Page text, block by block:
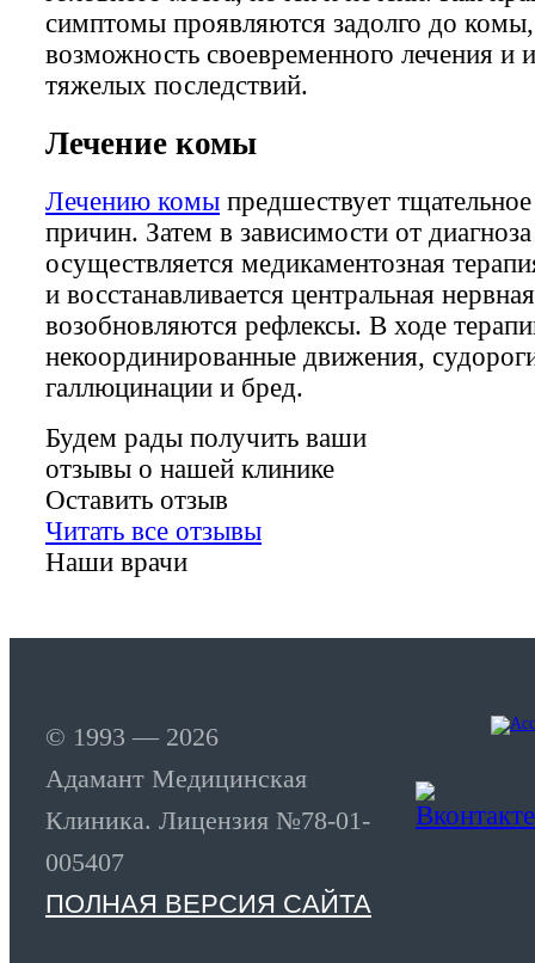
симптомы проявляются задолго до комы,
возможность своевременного лечения и
тяжелых последствий.
Лечение комы
Лечению комы предшествует
причин. Затем в зависимости от диагноза
осуществляется медикаментозная
и восстанавливается центральная
возобновляются рефлексы. В ходе
некоординированные движения,
галлюцинации и бред.
Будем рады получить ваши
отзывы о нашей клинике
Оставить отзыв
Читать все отзывы
Наши врачи
© 1993 — 2026
Адамант Медицинская
Клиника. Лицензия №78-01-
005407
ПОЛНАЯ ВЕРСИЯ САЙТА